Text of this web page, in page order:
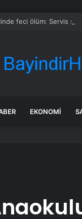
feci ölüm: Servis
EKONOMI